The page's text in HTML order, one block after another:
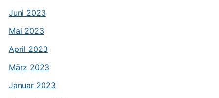
Juni 2023
Mai 2023
April 2023
März 2023
Januar 2023